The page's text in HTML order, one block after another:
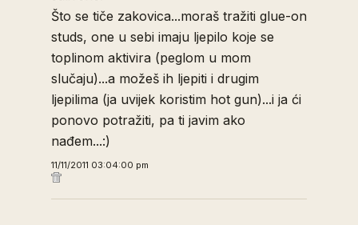
Što se tiče zakovica...moraš tražiti glue-on
studs, one u sebi imaju ljepilo koje se
toplinom aktivira (peglom u mom
slučaju)...a možeš ih ljepiti i drugim
ljepilima (ja uvijek koristim hot gun)...i ja ći
ponovo potražiti, pa ti javim ako
nađem...:)
11/11/2011 03:04:00 pm